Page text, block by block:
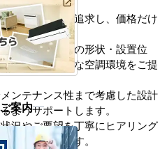
α」の価値を追求し、価格だけ
っています。
せて、室内機の形状・設置位
検討し、最適な空調環境をご提
ンテナンス性まで考慮した設計
ようサポートします。
況やご要望を丁寧にヒアリング
をお届けします。
案内